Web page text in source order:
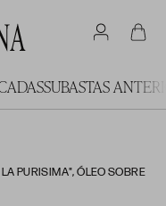
SUBASTAS
PURISIMA", ÓLEO SOBRE